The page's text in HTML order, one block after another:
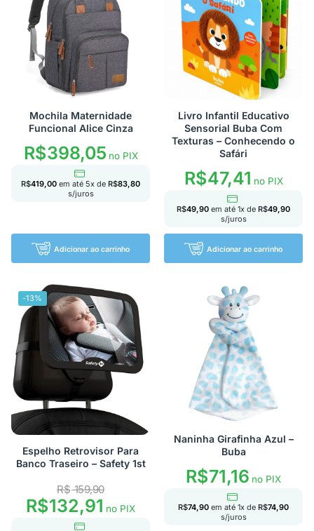
Mochila Maternidade
Funcional Alice Cinza
R$398,05no PIX
R$419,00 em até 5x de R$83,80
s/juros
Adicionar ao carrinho
Livro Infantil Educativo
Sensorial Buba Com
Texturas – Conhecendo o
Safári
R$47,41 no PIX
R$49,90 em até 1x de R$49,90
s/juros
Adicionar ao carrinho
-13%
Espelho Retrovisor Para
Banco Traseiro – Safety 1st
R$159,90
R$132,91 no PIX
Naninha Girafinha Azul –
Buba
R$71,16 no PIX
R$74,90 em até 1x de R$74,90
s/juros